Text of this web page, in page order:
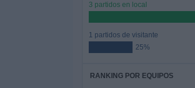
3 partidos en local
1 partidos de visitante
25%
RANKING POR EQUIPOS